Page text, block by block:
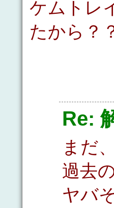
ケムトレ
たから？
Re:
まだ
過去
ヤバ